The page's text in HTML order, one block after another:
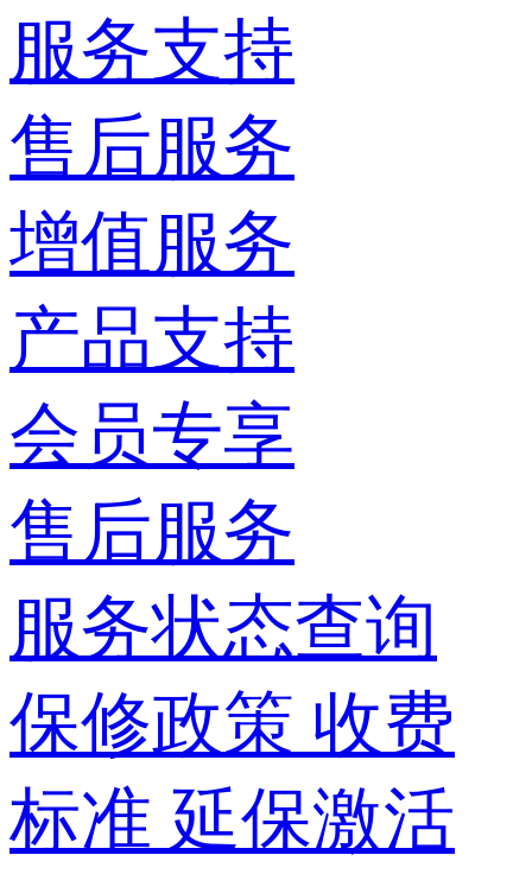
服务支持
售后服务
增值服务
产品支持
会员专享
售后服务
服务状态查询
保修政策 收费
标准 延保激活